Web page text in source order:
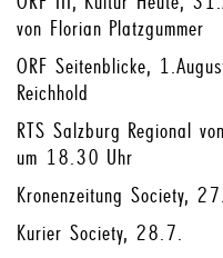
von Florian Platzgummer
ORF Seitenblicke,
Reichhold
RTS Salzburg Regional
um 18.30 Uhr
Kronenzeitung Society,
Kurier Society, 28.7.